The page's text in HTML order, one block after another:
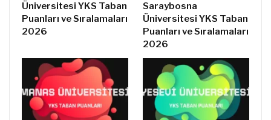
Üniversitesi YKS Taban
Puanları ve Sıralamaları
2026
Saraybosna
Üniversitesi YKS Taban
Puanları ve Sıralamaları
2026